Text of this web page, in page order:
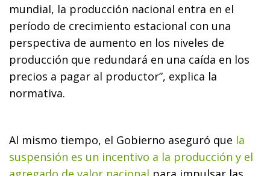
mundial, la producción nacional entra en el
período de crecimiento estacional con una
perspectiva de aumento en los niveles de
producción que redundará en una caída en los
precios a pagar al productor”, explica la
normativa.
Al mismo tiempo, el Gobierno aseguró que la
suspensión es un incentivo a la producción y el